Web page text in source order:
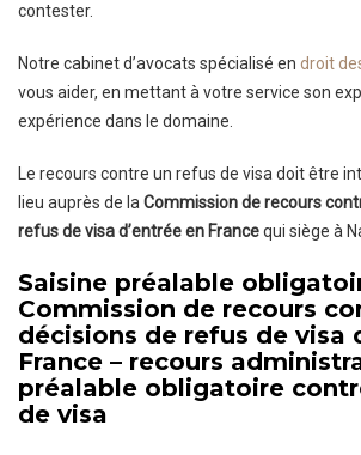
contester.
Notre cabinet d’avocats spécialisé en droit
vous aider, en mettant à votre service son
expérience dans le domaine.
Le recours contre un refus de visa doit être
lieu auprès de la Commission de recours
refus de visa d’entrée en Francequi siège à
Saisine préalable
Commission de recours
décisions de refus de visa
France – recours
préalable obligatoire
de visa